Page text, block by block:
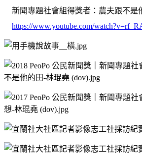
新聞專題社會組得獎者：農夫跟不是
https://www.youtube.com/